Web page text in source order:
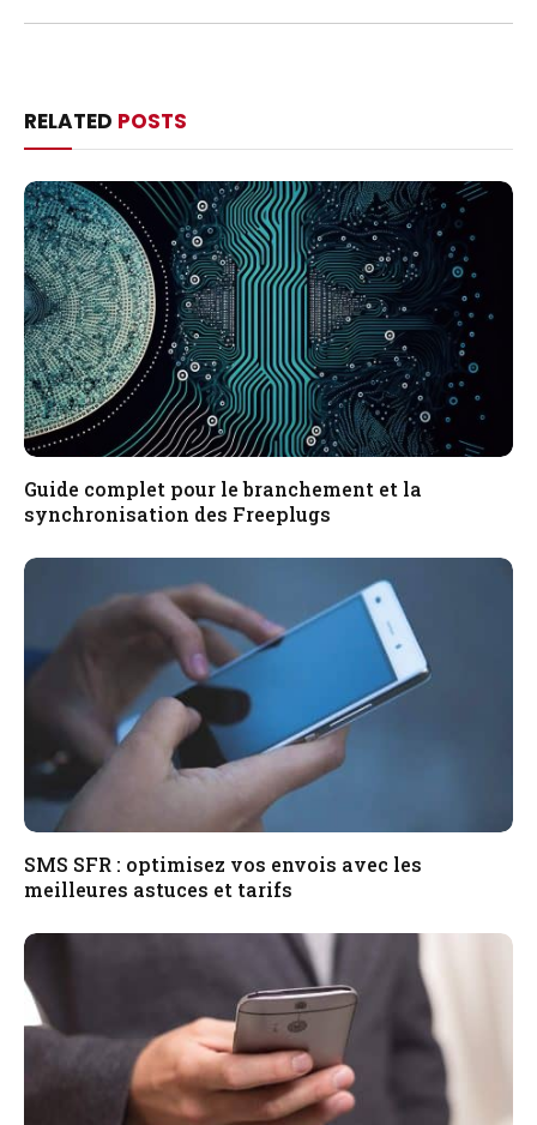
RELATED POSTS
Guide complet pour le branchement et la
synchronisation des Freeplugs
SMS SFR : optimisez vos envois avec les
meilleures astuces et tarifs